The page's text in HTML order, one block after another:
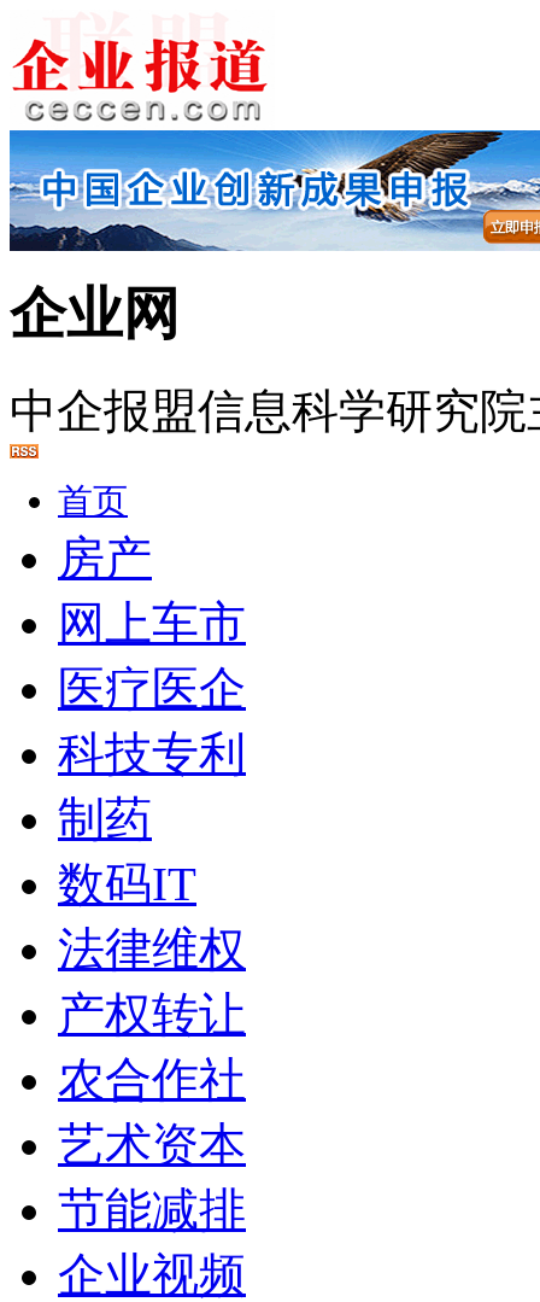
企业网
中企报盟信息科学研究院
首页
房产
网上车市
医疗医企
科技专利
制药
数码IT
法律维权
产权转让
农合作社
艺术资本
节能减排
企业视频